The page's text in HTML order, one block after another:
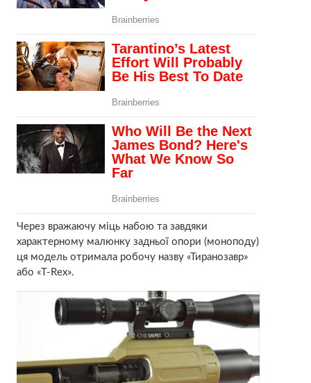
Через вражаючу міць набою та завдяки
характерному малюнку задньої опори (моноподу)
ця модель отримала робочу назву «Тиранозавр»
або «T-Reх».